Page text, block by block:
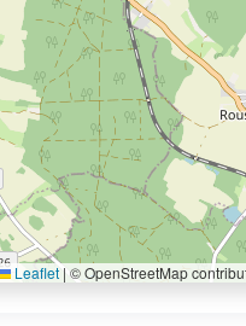
Leaflet | © OpenStreetMap